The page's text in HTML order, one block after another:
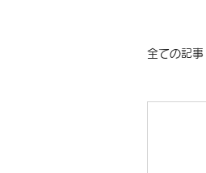
全ての記事